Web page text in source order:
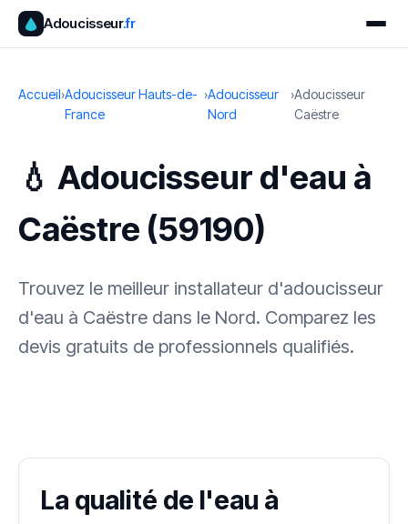
Adoucisseur.fr
Accueil›Adoucisseur Hauts-de-
France
›Adoucisseur
Nord
›Adoucisseur
Caëstre
💧 Adoucisseur d'eau à
Caëstre (59190)
Trouvez le meilleur installateur d'adoucisseur
d'eau à Caëstre dans le Nord. Comparez les
devis gratuits de professionnels qualifiés.
La qualité de l'eau à